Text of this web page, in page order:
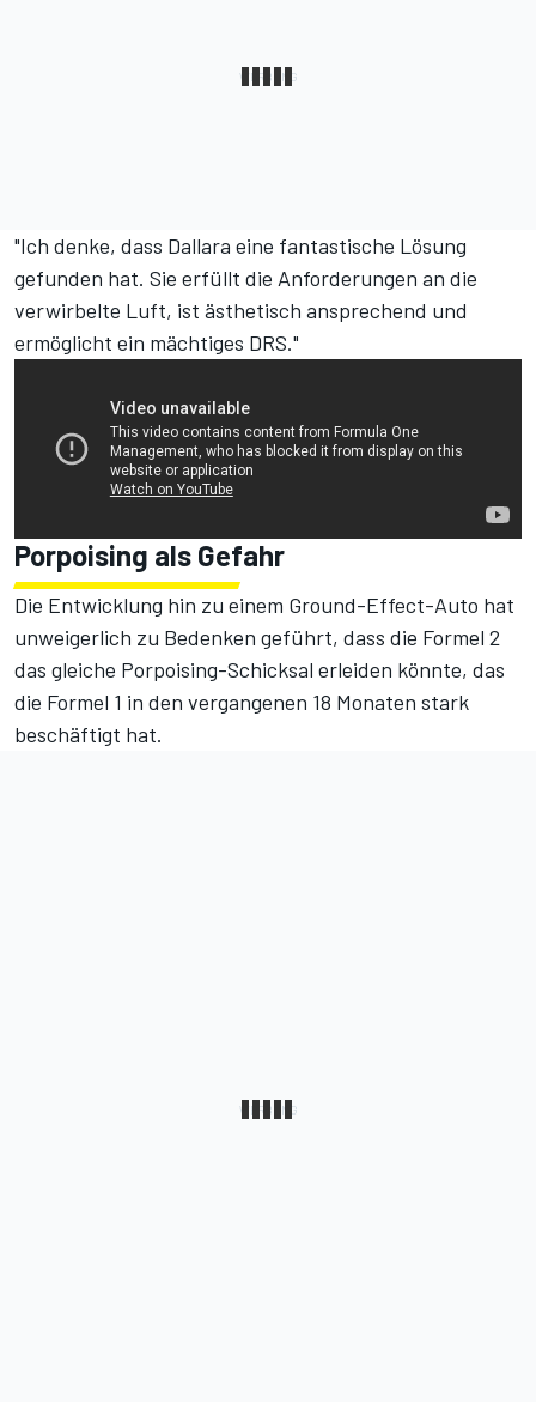
"Ich denke, dass Dallara eine fantastische Lösung
gefunden hat. Sie erfüllt die Anforderungen an die
verwirbelte Luft, ist ästhetisch ansprechend und
ermöglicht ein mächtiges DRS."
Porpoising als Gefahr
Die Entwicklung hin zu einem Ground-Effect-Auto hat
unweigerlich zu Bedenken geführt, dass die Formel 2
das gleiche Porpoising-Schicksal erleiden könnte, das
die Formel 1 in den vergangenen 18 Monaten stark
beschäftigt hat.